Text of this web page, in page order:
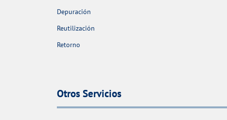
Depuración
Reutilización
Retorno
Otros Servicios